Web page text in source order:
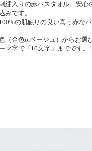
繍入りの赤バスタオル。安心
みです。
の肌触りの良い真っ赤な
（金色orベージュ）からお選
マ字で「10文字」までです。